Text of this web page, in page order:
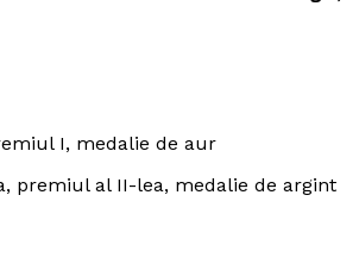
I, medalie de aur
premiul al II-lea, medalie de argint